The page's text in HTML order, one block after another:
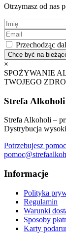
Otrzymasz od nas
Przechodząc
×
SPOŻYWANIE
TWOJEGO
Strefa Alkoholi
Strefa Alkoholi –
Dystrybucja
Potrzebujesz
Informacje
Polityka
Regulamin
Warunki
Sposoby
Karty